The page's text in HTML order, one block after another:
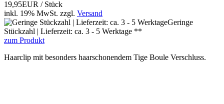
19,95EUR / Stück
inkl. 19% MwSt. zzgl. Versand
Geringe
Stückzahl | Lieferzeit: ca. 3 - 5 Werktage **
zum Produkt
Haarclip mit besonders haarschonendem Tige Boule Verschluss.